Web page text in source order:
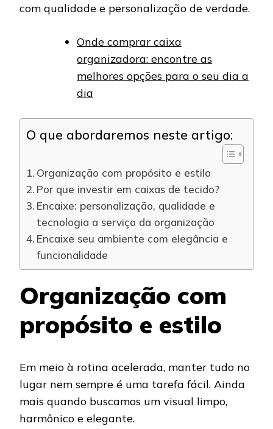
com qualidade e personalização de verdade.
Onde comprar caixa
organizadora: encontre as
melhores opções para o seu dia a
dia
O que abordaremos neste artigo:
Organização com propósito e estilo
Por que investir em caixas de tecido?
Encaixe: personalização, qualidade e
tecnologia a serviço da organização
Encaixe seu ambiente com elegância e
funcionalidade
Organização com
propósito e estilo
Em meio à rotina acelerada, manter tudo no
lugar nem sempre é uma tarefa fácil. Ainda
mais quando buscamos um visual limpo,
harmônico e elegante.